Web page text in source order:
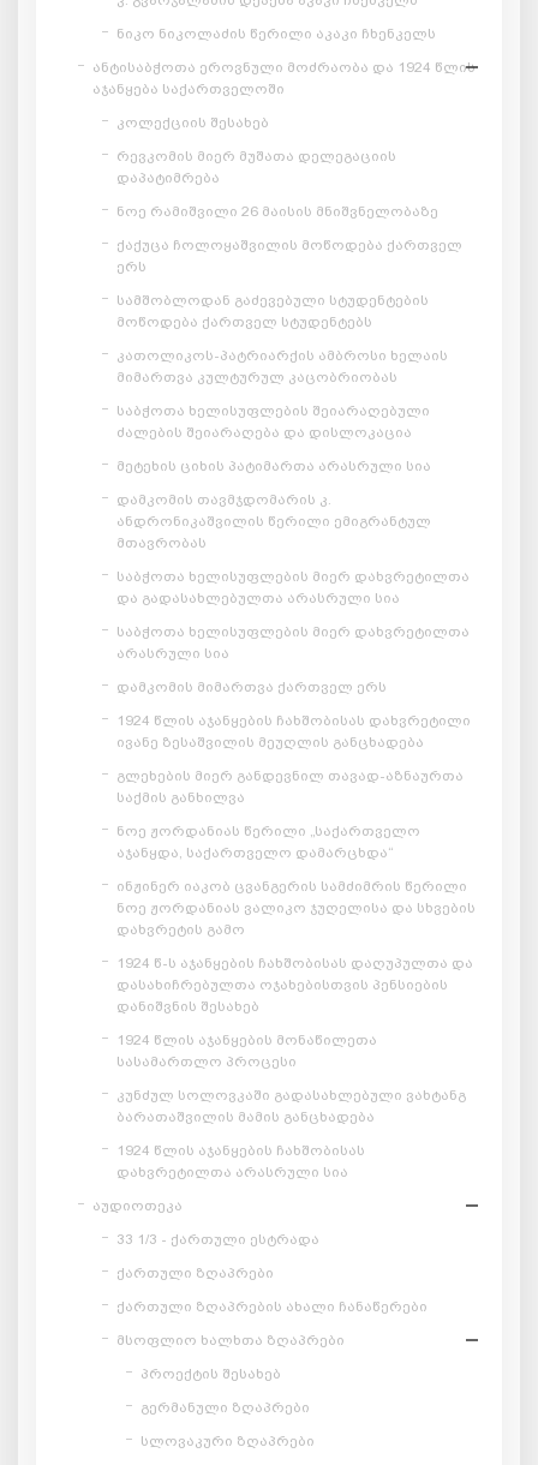
ნიკო ნიკოლაძის წერილი აკაკი ჩხენკელს
ანტისაბჭოთა ეროვნული მოძრაობა და 1924 წლის
აჯანყება საქართველოში
კოლექციის შესახებ
რევკომის მიერ მუშათა დელეგაციის
დაპატიმრება
ნოე რამიშვილი 26 მაისის მნიშვნელობაზე
ქაქუცა ჩოლოყაშვილის მოწოდება ქართველ
ერს
სამშობლოდან გაძევებული სტუდენტების
მოწოდება ქართველ სტუდენტებს
კათოლიკოს-პატრიარქის ამბროსი ხელაის
მიმართვა კულტურულ კაცობრიობას
საბჭოთა ხელისუფლების შეიარაღებული
ძალების შეიარაღება და დისლოკაცია
მეტეხის ციხის პატიმართა არასრული სია
დამკომის თავმჯდომარის კ.
ანდრონიკაშვილის წერილი ემიგრანტულ
მთავრობას
საბჭოთა ხელისუფლების მიერ დახვრეტილთა
და გადასახლებულთა არასრული სია
საბჭოთა ხელისუფლების მიერ დახვრეტილთა
არასრული სია
დამკომის მიმართვა ქართველ ერს
1924 წლის აჯანყების ჩახშობისას დახვრეტილი
ივანე ზესაშვილის მეუღლის განცხადება
გლეხების მიერ განდევნილ თავად-აზნაურთა
საქმის განხილვა
ნოე ჟორდანიას წერილი „საქართველო
აჯანყდა, საქართველო დამარცხდა“
ინჟინერ იაკობ ცვანგერის სამძიმრის წერილი
ნოე ჟორდანიას ვალიკო ჯუღელისა და სხვების
დახვრეტის გამო
1924 წ-ს აჯანყების ჩახშობისას დაღუპულთა და
დასახიჩრებულთა ოჯახებისთვის პენსიების
დანიშვნის შესახებ
1924 წლის აჯანყების მონაწილეთა
სასამართლო პროცესი
კუნძულ სოლოვკაში გადასახლებული ვახტანგ
ბარათაშვილის მამის განცხადება
1924 წლის აჯანყების ჩახშობისას
დახვრეტილთა არასრული სია
აუდიოთეკა
33 1/3 - ქართული ესტრადა
ქართული ზღაპრები
ქართული ზღაპრების ახალი ჩანაწერები
მსოფლიო ხალხთა ზღაპრები
პროექტის შესახებ
გერმანული ზღაპრები
სლოვაკური ზღაპრები